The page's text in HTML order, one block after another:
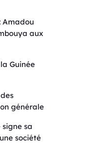
Amadou
aux
Guinée
générale
sa
société